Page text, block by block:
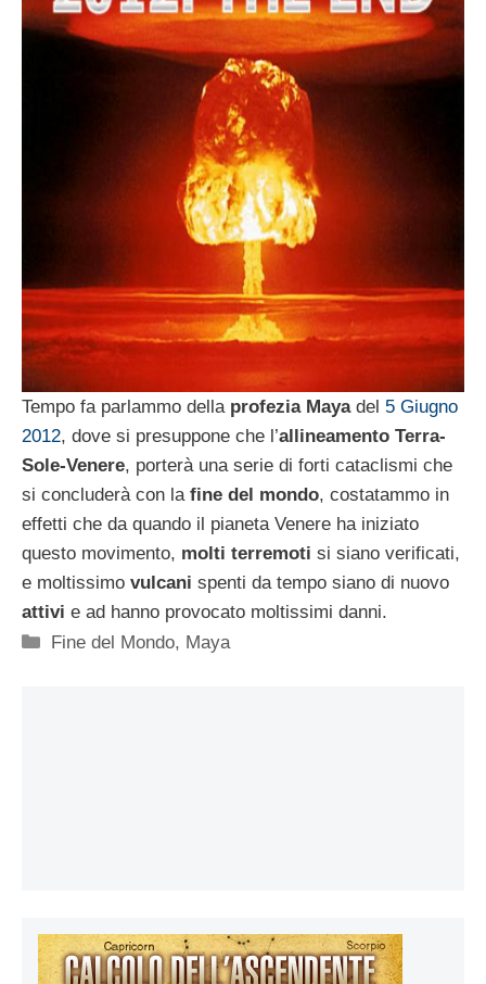
Tempo fa parlammo della profezia Mayadel 5 Giugno
2012, dove si presuppone che l’allineamento Terra-
Sole-Venere, porterà una serie di forti cataclismi che
si concluderà con la fine del mondo, costatammo in
effetti che da quando il pianeta Venere ha iniziato
questo movimento, molti terremoti si siano verificati,
e moltissimo vulcani spenti da tempo siano di nuovo
attivi e ad hanno provocato moltissimi danni.
Categorie
Fine del Mondo, Maya